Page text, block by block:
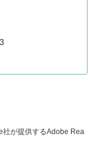
社が提供するAdobe Rea